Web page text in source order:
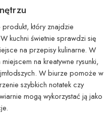
produkt, który znajdzie
kuchni świetnie sprawdzi się
na przepisy kulinarne. W
na kreatywne rysunki,
W biurze pomoże w
szybkich notatek czy
mogą wykorzystać ją jako